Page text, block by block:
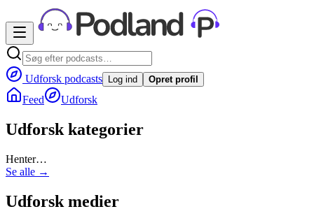
Udforsk podcasts Log ind Opret profil
Feed Udforsk
Udforsk kategorier
Henter…
Se alle →
Udforsk medier